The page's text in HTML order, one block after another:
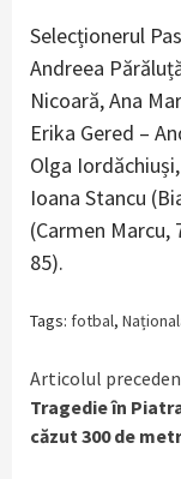
Selecționerul
Andreea
Nicoară, Ana
Erika Gered –
Olga
Ioana Stancu
(Carmen Marcu,
85).
Tags: fotbal,
Continue
Reading
Articolul
Tragedie în
căzut 300 de